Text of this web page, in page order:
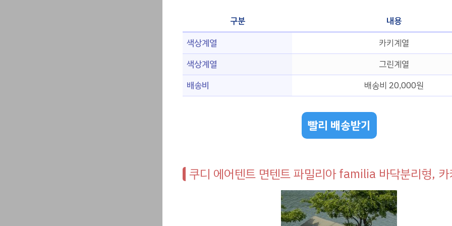
구분
내용
색상계열
카키계열
색상계열
그린계열
배송비
배송비 20,000원
빨리 배송받기
쿠디 에어텐트 면텐트 파밀리아 familia 바닥분리형,